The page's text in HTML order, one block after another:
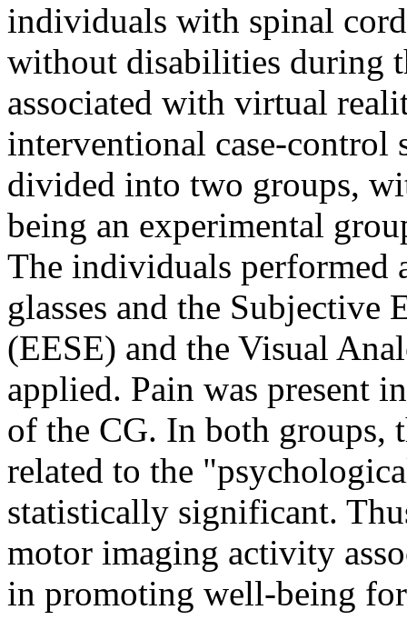
individuals with spinal
without disabilities during
associated with virtual
interventional case-
divided into two groups,
being an experimental
The individuals performed
glasses and the Subjective
(EESE) and the Visual
applied. Pain was present
of the CG. In both groups,
related to the
statistically significant.
motor imaging activity
in promoting well-being